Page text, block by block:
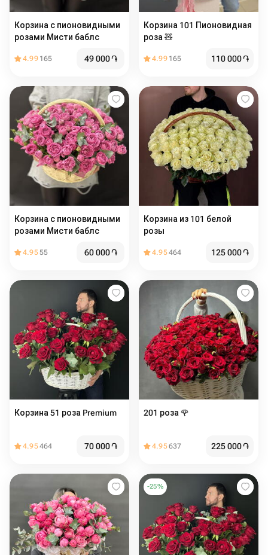
Корзина с пионовидными
розами Мисти баблс
4.99 165 49 000֏
Корзина 101 Пионовидная
роза 🧸
4.99 165 110 000֏
Корзина с пионовидными
розами Мисти баблс
4.9555 60 000֏
Корзина из 101 белой
розы
4.95464 125 000֏
Корзина 51 роза Premium
4.95464 70 000֏
201 роза 🌹
4.95637 225 000֏
-25%